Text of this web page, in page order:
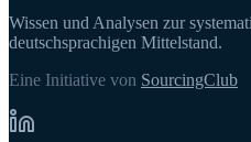
Wissen und Analysen zur
deutschsprachigen Mittelstand.
Eine Initiative von SourcingClub